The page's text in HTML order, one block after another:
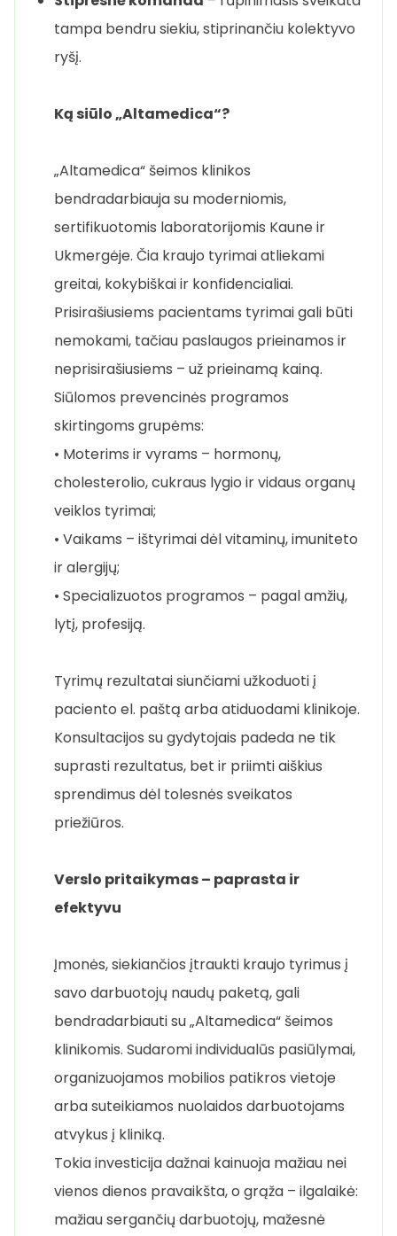
tampa bendru siekiu, stiprinančiu kolektyvo
ryšį.
Ką siūlo „Altamedica“?
„Altamedica“ šeimos klinikos
bendradarbiauja su moderniomis,
sertifikuotomis laboratorijomis Kaune ir
Ukmergėje. Čia kraujo tyrimai atliekami
greitai, kokybiškai ir konfidencialiai.
Prisirašiusiems pacientams tyrimai gali būti
nemokami, tačiau paslaugos prieinamos ir
neprisirašiusiems – už prieinamą kainą.
Siūlomos prevencinės programos
skirtingoms grupėms:
• Moterims ir vyrams – hormonų,
cholesterolio, cukraus lygio ir vidaus organų
veiklos tyrimai;
• Vaikams – ištyrimai dėl vitaminų, imuniteto
ir alergijų;
• Specializuotos programos – pagal amžių,
lytį, profesiją.
Tyrimų rezultatai siunčiami užkoduoti į
paciento el. paštą arba atiduodami klinikoje.
Konsultacijos su gydytojais padeda ne tik
suprasti rezultatus, bet ir priimti aiškius
sprendimus dėl tolesnės sveikatos
priežiūros.
Verslo pritaikymas – paprasta ir
efektyvu
Įmonės, siekiančios įtraukti kraujo tyrimus į
savo darbuotojų naudų paketą, gali
bendradarbiauti su „Altamedica“ šeimos
klinikomis. Sudaromi individualūs pasiūlymai,
organizuojamos mobilios patikros vietoje
arba suteikiamos nuolaidos darbuotojams
atvykus į kliniką.
Tokia investicija dažnai kainuoja mažiau nei
vienos dienos pravaikšta, o grąža – ilgalaikė:
mažiau sergančių darbuotojų, mažesnė